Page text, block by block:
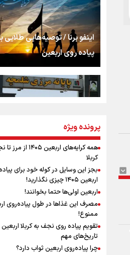
را شکست؛ «آهای
تهران رفتند»
سه حسرتی که به
مومنِ مقتدرِ مظلوم
رابطه کارگر و کارفرما در
اندیشه رهبر شهید:
به زوجیت
اقتدار علمی و
ماندگار شد
اینفو برنا / توصیه‌هایی طلایی
پیاده روی اربعین
اینفو برنا / جدول کامل فاصله
شلمچه تا شهرهای زیارتی عراق
اینفو برنا/ میزان مالیات بر ارزش
افزوده چقدر است؟
پرونده ویژه
همه کرایه‌های اربعین ۱۴۰۵
کربلا
بجز این وسایل در کوله خود برای
اربعین ۱۴۰۵ چیزی نگذارید!
اربعین اولی‌ها حتما بخوانند!
مصرف این غذاها در طول پیاده‌روی
ممنوع!
تاریخ‌های مهم
چرا پیاده‌روی اربعین ثواب دارد؟